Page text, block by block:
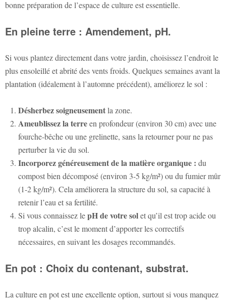
bonne préparation de l’espace de culture est essentielle.
En pleine terre : Amendement, pH.
Si vous plantez directement dans votre jardin, choisissez l’endroit le
plus ensoleillé et abrité des vents froids. Quelques semaines avant la
plantation (idéalement à l’automne précédent), améliorez le sol :
Désherbez soigneusementla zone.
Ameublissez la terreen profondeur (environ 30 cm) avec une
fourche-bêche ou une grelinette, sans la retourner pour ne pas
perturber la vie du sol.
Incorporez généreusement de la matière organique : du
compost bien décomposé (environ 3-5 kg/m²) ou du fumier mûr
(1-2 kg/m²). Cela améliorera la structure du sol, sa capacité à
retenir l’eau et sa fertilité.
Si vous connaissez lepH de votre solet qu’il est trop acide ou
trop alcalin, c’est le moment d’apporter les correctifs
nécessaires, en suivant les dosages recommandés.
En pot : Choix du contenant, substrat.
La culture en pot est une excellente option, surtout si vous manquez